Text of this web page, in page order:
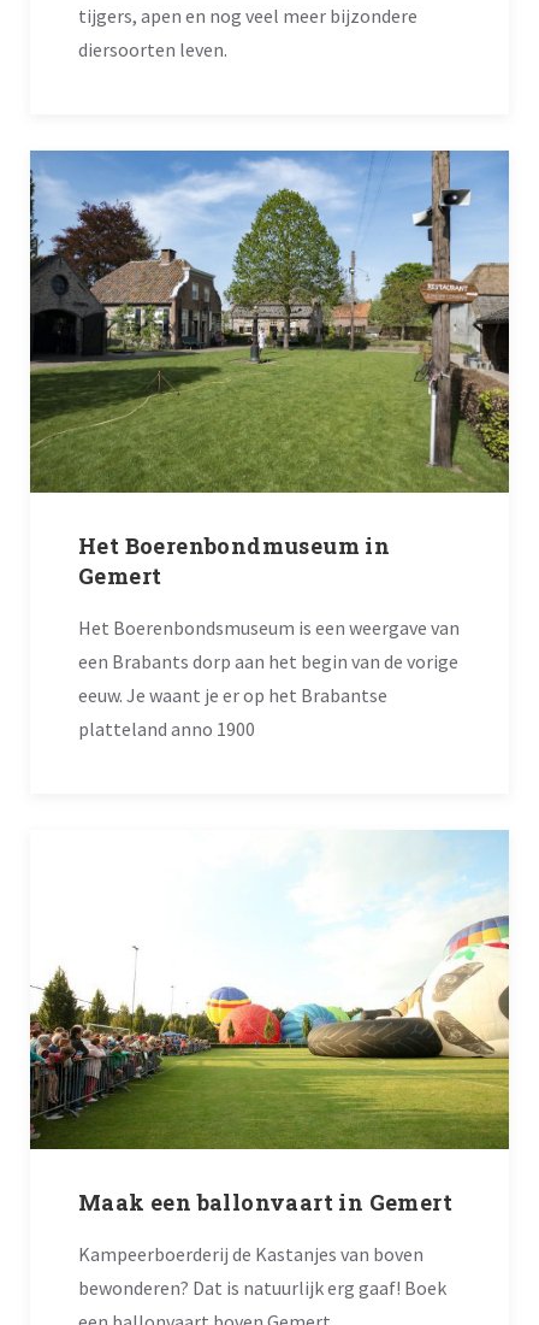
tijgers, apen en nog veel meer bijzondere
diersoorten leven.
Het Boerenbondmuseum in
Gemert
Het Boerenbondsmuseum is een weergave van
een Brabants dorp aan het begin van de vorige
eeuw. Je waant je er op het Brabantse
platteland anno 1900
Maak een ballonvaart in Gemert
Kampeerboerderij de Kastanjes van boven
bewonderen? Dat is natuurlijk erg gaaf! Boek